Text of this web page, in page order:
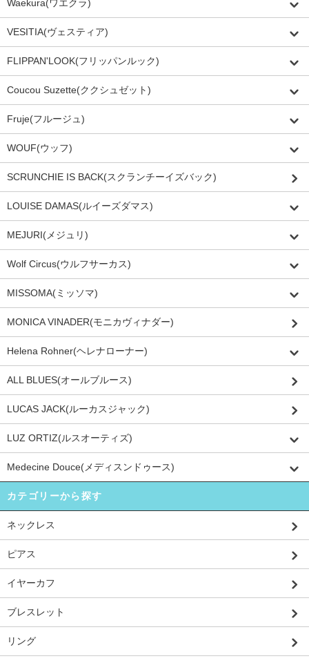
Waekura(ワエクラ)
VESITIA(ヴェスティア)
FLIPPAN'LOOK(フリッパンルック)
Coucou Suzette(ククシュゼット)
Fruje(フルージュ)
WOUF(ウッフ)
SCRUNCHIE IS BACK(スクランチーイズバック)
LOUISE DAMAS(ルイーズダマス)
MEJURI(メジュリ)
Wolf Circus(ウルフサーカス)
MISSOMA(ミッソマ)
MONICA VINADER(モニカヴィナダー)
Helena Rohner(ヘレナローナー)
ALL BLUES(オールブルース)
LUCAS JACK(ルーカスジャック)
LUZ ORTIZ(ルスオーティズ)
Medecine Douce(メディスンドゥース)
カテゴリーから探す
ネックレス
ピアス
イヤーカフ
ブレスレット
リング